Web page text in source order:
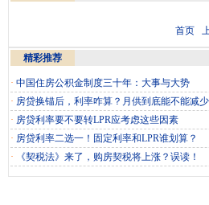
首页
精彩推荐
· 中国住房公积金制度三十年：大事与大势
· 房贷换锚后，利率咋算？月供到底能不能减少
· 房贷利率要不要转LPR应考虑这些因素
· 房贷利率二选一！固定利率和LPR谁划算？
·
《契税法》来了，购房契税将上涨？误读！